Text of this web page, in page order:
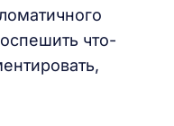
что-